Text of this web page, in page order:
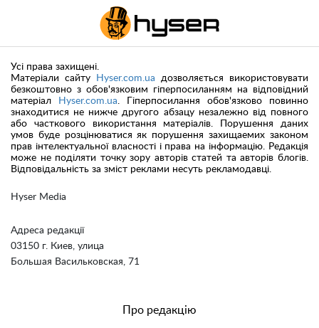
Hyser Media
Адреса редакції
03150 г. Киев, улица
Большая Васильковская, 71
Усі права захищені.
Матеріали сайту
Hyser.com.ua дозволяється використовувати
безкоштовно з обов'язковим гіперпосиланням на відповідний
матеріал
Hyser.com.ua. Гіперпосилання обов'язково повинно
знаходитися не нижче другого абзацу незалежно від повного
або часткового використання матеріалів. Порушення даних
умов буде розцінюватися як порушення захищаемих законом
прав інтелектуальної власності і права на інформацію. Редакція
може не поділяти точку зору авторів статей та авторів блогів.
Відповідальність за зміст реклами несуть рекламодавці.
Про редакцію